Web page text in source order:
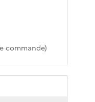
commande)